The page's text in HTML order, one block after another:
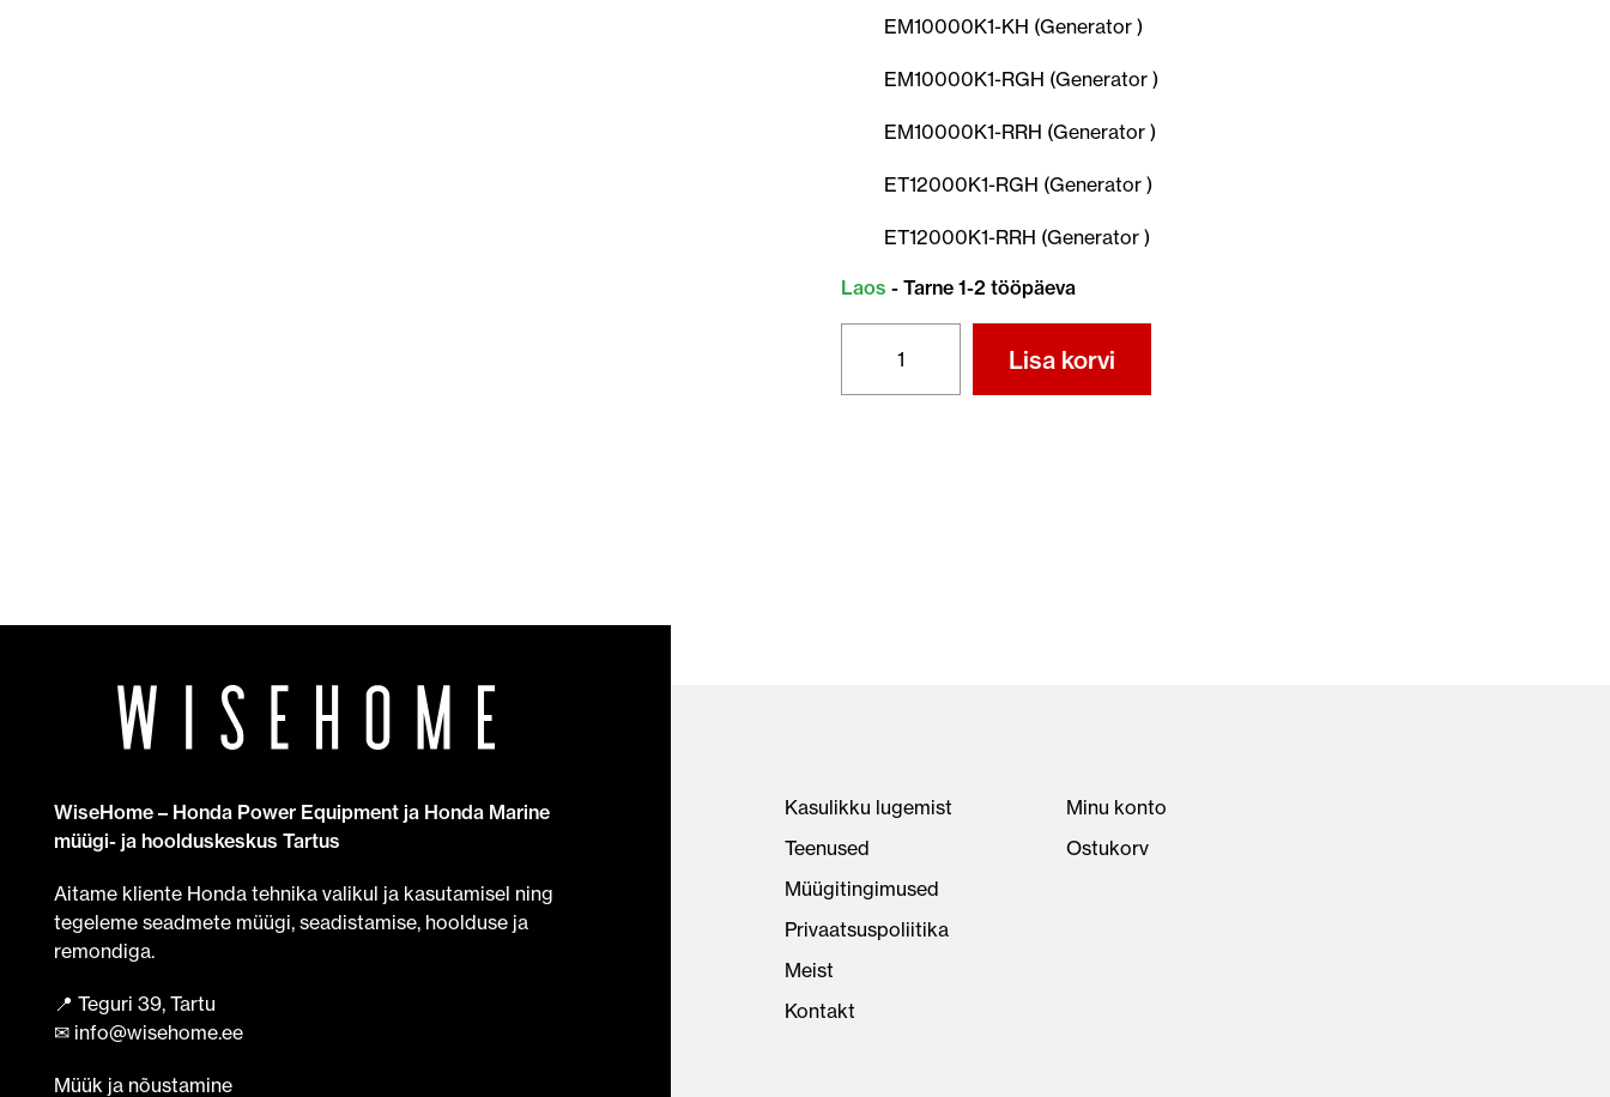
EM10000K1-KH (Generator )
EM10000K1-RGH (Generator )
EM10000K1-RRH (Generator )
ET12000K1-RGH (Generator )
ET12000K1-RRH (Generator )
Laos - Tarne 1-2 tööpäeva
15400-
Lisa korvi
WiseHome – Honda Power Equipment ja Honda Marine
müügi- ja hoolduskeskus Tartus
Aitame kliente Honda tehnika valikul ja kasutamisel ning
tegeleme seadmete müügi, seadistamise, hoolduse ja
remondiga.
📍 Teguri 39, Tartu
✉ info@wisehome.ee
Müük ja nõustamine
Kasulikku lugemist
Teenused
Müügitingimused
Privaatsuspoliitika
Meist
Kontakt
Minu konto
Ostukorv